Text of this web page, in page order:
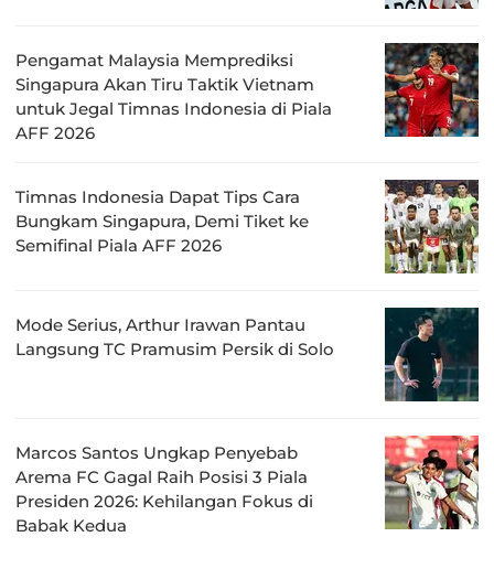
Pengamat Malaysia Memprediksi
Singapura Akan Tiru Taktik Vietnam
untuk Jegal Timnas Indonesia di Piala
AFF 2026
Timnas Indonesia Dapat Tips Cara
Bungkam Singapura, Demi Tiket ke
Semifinal Piala AFF 2026
Mode Serius, Arthur Irawan Pantau
Langsung TC Pramusim Persik di Solo
Marcos Santos Ungkap Penyebab
Arema FC Gagal Raih Posisi 3 Piala
Presiden 2026: Kehilangan Fokus di
Babak Kedua